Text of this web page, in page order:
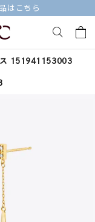
はこちら
ードで検索する
#エタニティ
ス 151941153003